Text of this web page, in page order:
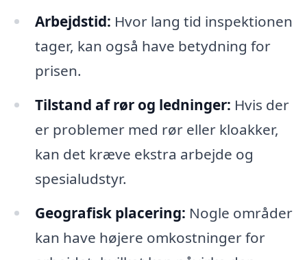
Arbejdstid: Hvor lang tid inspektionen
tager, kan også have betydning for
prisen.
Tilstand af rør og ledninger: Hvis der
er problemer med rør eller kloakker,
kan det kræve ekstra arbejde og
spesialudstyr.
Geografisk placering: Nogle områder
kan have højere omkostninger for